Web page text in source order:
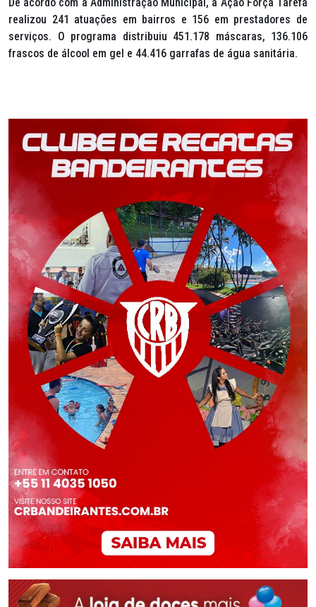
realizou 241 atuações em bairros e 156 em prestadores de
serviços. O programa distribuiu 451.178 máscaras, 136.106
frascos de álcool em gel e 44.416 garrafas de água sanitária.